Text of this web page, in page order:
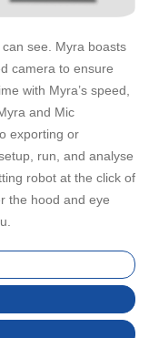
see. Myra boasts
camera to ensure
with Myra’s speed,
and Mic
exporting or
run, and analyse
robot at the click of
the hood and eye